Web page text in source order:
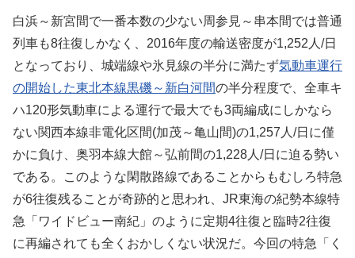
白浜～新宮間で一番本数の少ない周参見～串本間では普通
列車も8往復しかなく、2016年度の輸送密度が1,252人/日
となっており、城端線や氷見線の半分に満たず気動車運行
の開始した東北本線黒磯～新白河間の半分程度で、全車キ
ハ120形気動車による運行で最大でも3両編成にしかなら
ない関西本線非電化区間(加茂～亀山間)の1,257人/日に僅
かに負け、奥羽本線大館～弘前間の1,228人/日に迫る勢い
である。このような閑散路線であることからもむしろ特急
が6往復残ることが奇跡的と思われ、JR東海の紀勢本線特
急「ワイドビュー南紀」のように定期4往復と臨時2往復
に再編されても全くおかしくない状況だ。今回の特急「く